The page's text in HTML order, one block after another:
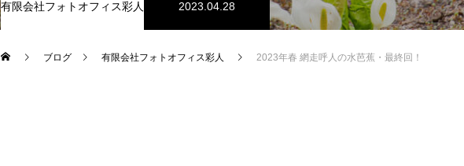
有限会社フォトオフィス彩人 2023.04.28
ブログ 有限会社フォトオフィス彩人 2023年春 網走呼人の水芭蕉・最終回！